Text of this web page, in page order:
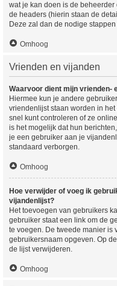
wat je kan doen is de
de headers (hierin staan de
Deze zal dan de nodige
Omhoog
Vrienden en vijanden
Waarvoor dient mijn vrienden-
Hiermee kun je andere
vriendenlijst staan worden in
snel kunt controleren of ze
is het mogelijk dat hun
je een gebruiker aan je
standaard verborgen.
Omhoog
Hoe verwijder of voeg ik
vijandenlijst?
Het toevoegen van gebruikers
gebruiker staat een link om de
te voegen. De tweede manier is
gebruikersnaam opgeven. Op
de lijst verwijderen.
Omhoog